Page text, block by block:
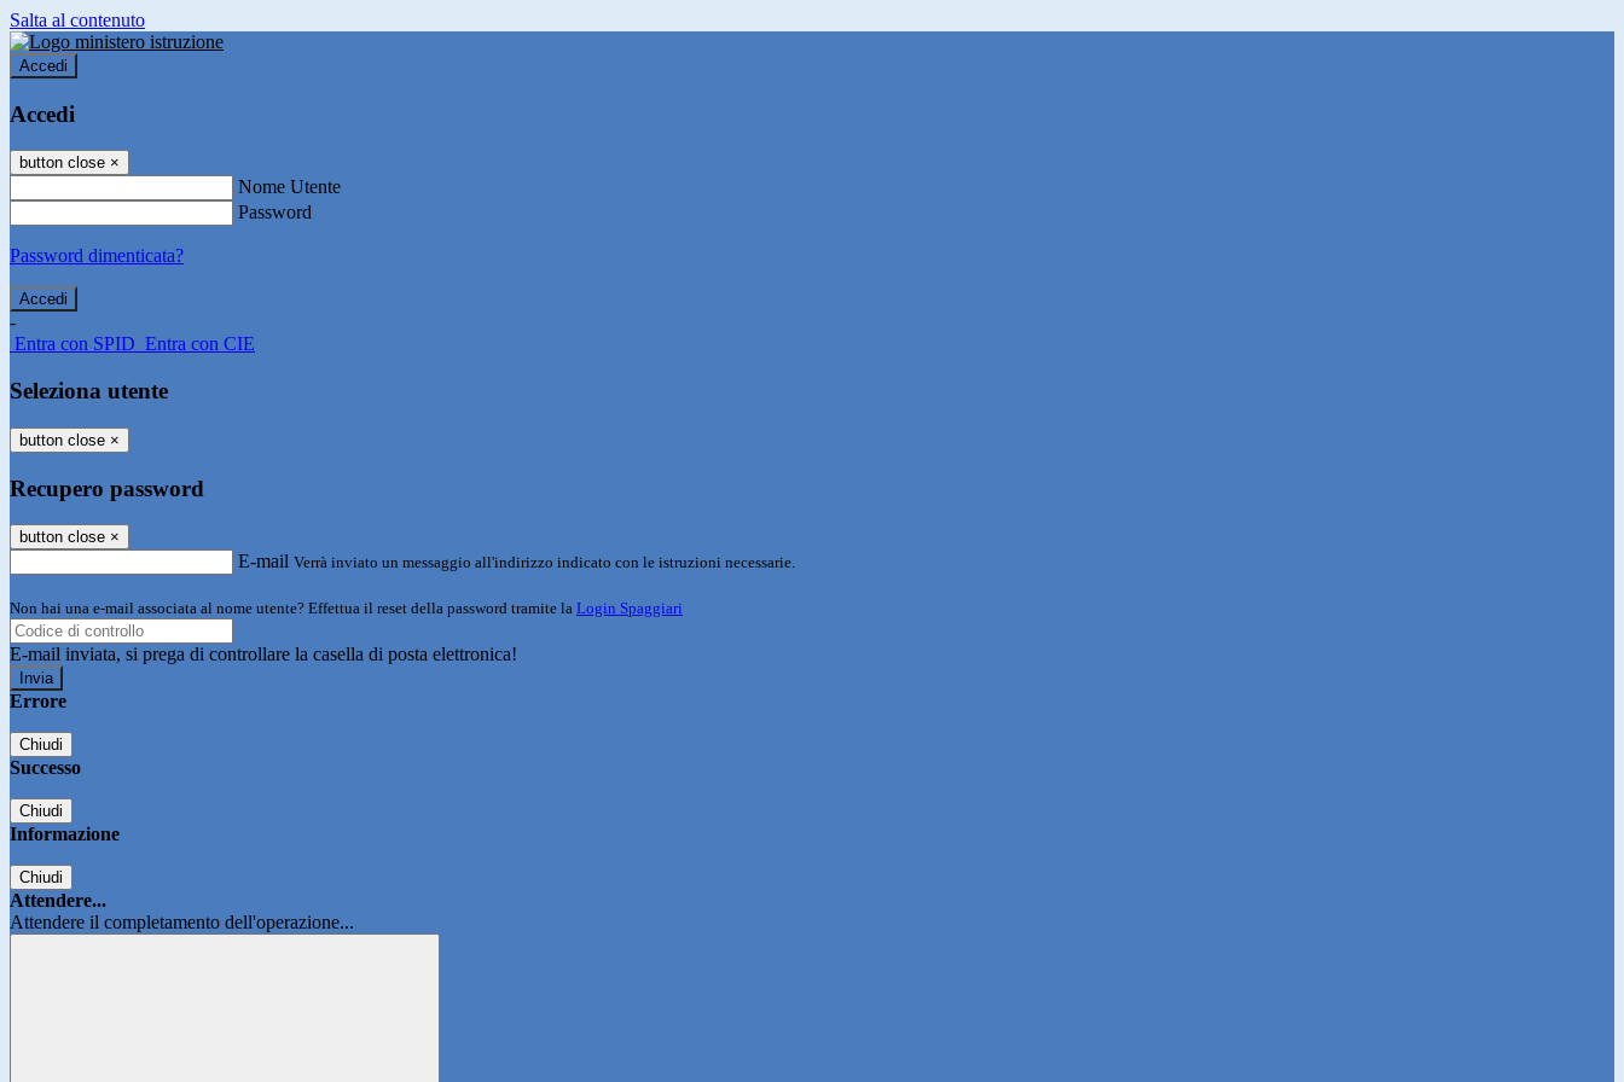
Salta al contenuto
Accedi
Accedi
button close ×
Nome Utente
Password
Password dimenticata?
-
Entra con SPID Entra con CIE
Seleziona utente
button close ×
Recupero password
button close ×
E-mail Verrà inviato un messaggio all'indirizzo indicato con le istruzioni necessarie.
Non hai una e-mail associata al nome utente? Effettua il reset della password tramite la Login Spaggiari
E-mail inviata, si prega di controllare la casella di posta elettronica!
Errore
Chiudi
Successo
Chiudi
Informazione
Chiudi
Attendere...
Attendere il completamento dell'operazione...